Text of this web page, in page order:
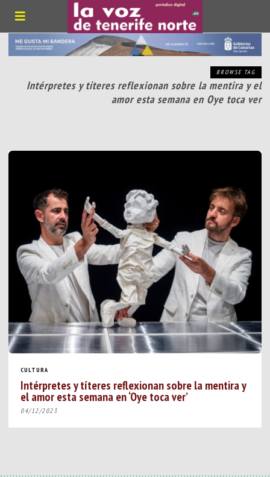
BROWSE TAG
Intérpretes y títeres reflexionan sobre la mentira y el
amor esta semana en Oye toca ver
CULTURA
Intérpretes y títeres reflexionan sobre la mentira y
el amor esta semana en ‘Oye toca ver’
04/12/2023